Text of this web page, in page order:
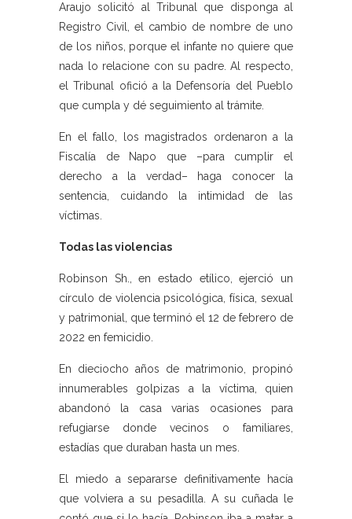
Araujo solicitó al Tribunal que disponga al
Registro Civil, el cambio de nombre de uno
de los niños, porque el infante no quiere que
nada lo relacione con su padre. Al respecto,
el Tribunal ofició a la Defensoría del Pueblo
que cumpla y dé seguimiento al trámite.
En el fallo, los magistrados ordenaron a la
Fiscalía de Napo que –para cumplir el
derecho a la verdad– haga conocer la
sentencia, cuidando la intimidad de las
víctimas.
Todas las violencias
Robinson Sh., en estado etílico, ejerció un
círculo de violencia psicológica, física, sexual
y patrimonial, que terminó el 12 de febrero de
2022 en femicidio.
En dieciocho años de matrimonio, propinó
innumerables golpizas a la víctima, quien
abandonó la casa varias ocasiones para
refugiarse donde vecinos o familiares,
estadías que duraban hasta un mes.
El miedo a separarse definitivamente hacía
que volviera a su pesadilla. A su cuñada le